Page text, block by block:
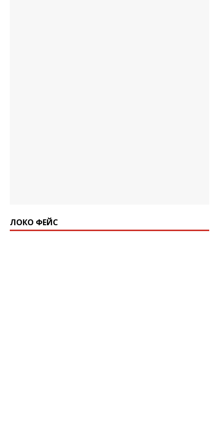
ЛОКО ФЕЙС